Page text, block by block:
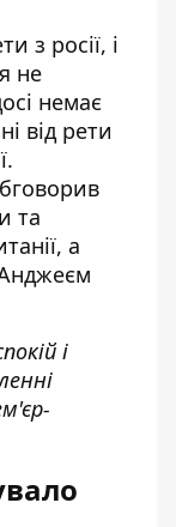
з росії, і
не
немає
від рети
та
а
і